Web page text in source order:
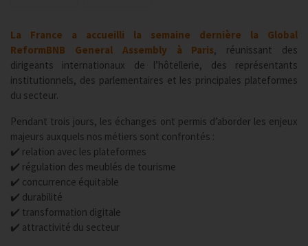
La France a accueilli la semaine dernière la Global
ReformBNB General Assembly à Paris, réunissant des
dirigeants internationaux de l’hôtellerie, des représentants
institutionnels, des parlementaires et les principales plateformes
du secteur.
Pendant trois jours, les échanges ont permis d’aborder les enjeux
majeurs auxquels nos métiers sont confrontés :
✔️ relation avec les plateformes
✔️ régulation des meublés de tourisme
✔️ concurrence équitable
✔️ durabilité
✔️ transformation digitale
✔️ attractivité du secteur